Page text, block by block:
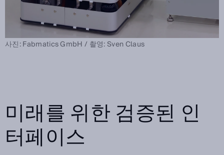
사진: Fabmatics GmbH / 촬영: Sven Claus
미래를 위한 검증된 인
터페이스